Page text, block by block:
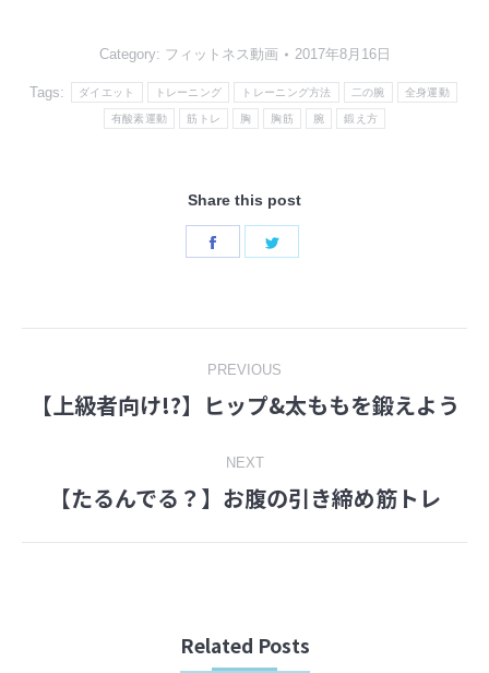
Category: フィットネス動画 2017年8月16日
Tags: ダイエット トレーニング トレーニング方法 二の腕 全身運動
有酸素運動 筋トレ 胸 胸筋 腕 鍛え方
Share this post
Share
navigation
PREVIOUS
Previous
【上級者向け!?】ヒップ&太ももを鍛えよう
NEXT
Next
【たるんでる？】お腹の引き締め筋トレ
Related Posts